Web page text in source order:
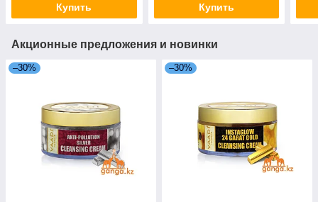
Купить Купить
Акционные предложения и новинки
–30% –30%